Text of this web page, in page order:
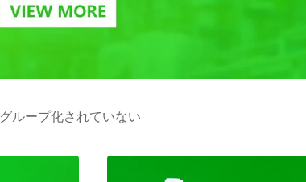
グループ化されていない